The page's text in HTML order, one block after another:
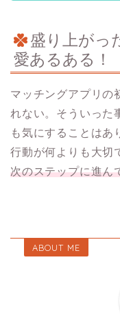
盛り上がっ
愛あるある！
マッチングアプリの
れない。そういった
も気にすることはあ
行動が何よりも大切
次のステップに進ん
ABOUT ME